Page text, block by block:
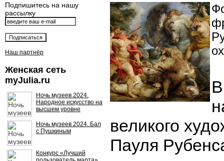
Подпишитесь на нашу
рассылку
Наш партнёр
Женская сеть
myJulia.ru
Ночь музеев 2024.
Народное искусство на
высшем уровне
Ночь музеев 2024. Бал
с Пушкиным
Конкурс «Лучший
великого
Пауля